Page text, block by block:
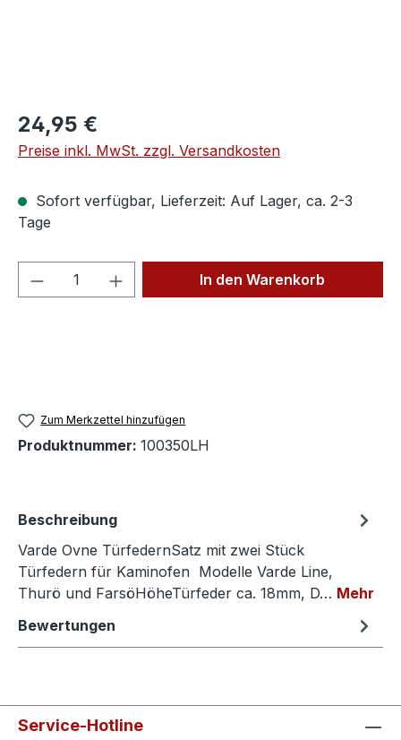
Regulärer Preis:
24,95 €
Preise inkl. MwSt. zzgl. Versandkosten
Sofort verfügbar, Lieferzeit: Auf Lager, ca. 2-3
Tage
Produkt Anzahl: Gib denIn den Warenkorb
Zum Merkzettel hinzufügen
Produktnummer: 100350LH
Beschreibung
Varde Ovne TürfedernSatz mit zwei Stück
Türfedern für Kaminofen Modelle Varde Line,
Thurö und FarsöHöheTürfeder ca. 18mm, D… Mehr
Bewertungen
Service-Hotline